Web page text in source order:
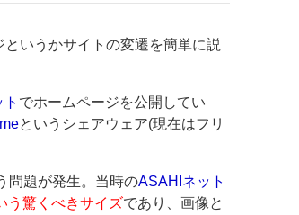
いうかサイトの変遷を簡単に説
でホームページを公開してい
というシェアウェア(現在はフリ
問題が発生。当時のASAHIネット
う驚くべきサイズであり、画像と